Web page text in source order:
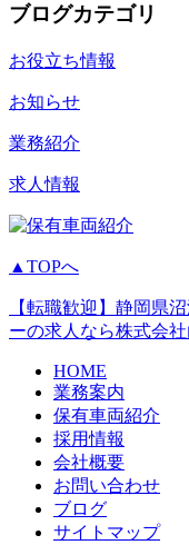
ブログカテゴリ
お役立ち情報
お知らせ
業務紹介
求人情報
▲TOPへ
【転職歓迎】静岡県
ーの求人なら株式会
HOME
業務案内
保有車両紹介
採用情報
会社概要
お問い合わせ
ブログ
サイトマップ